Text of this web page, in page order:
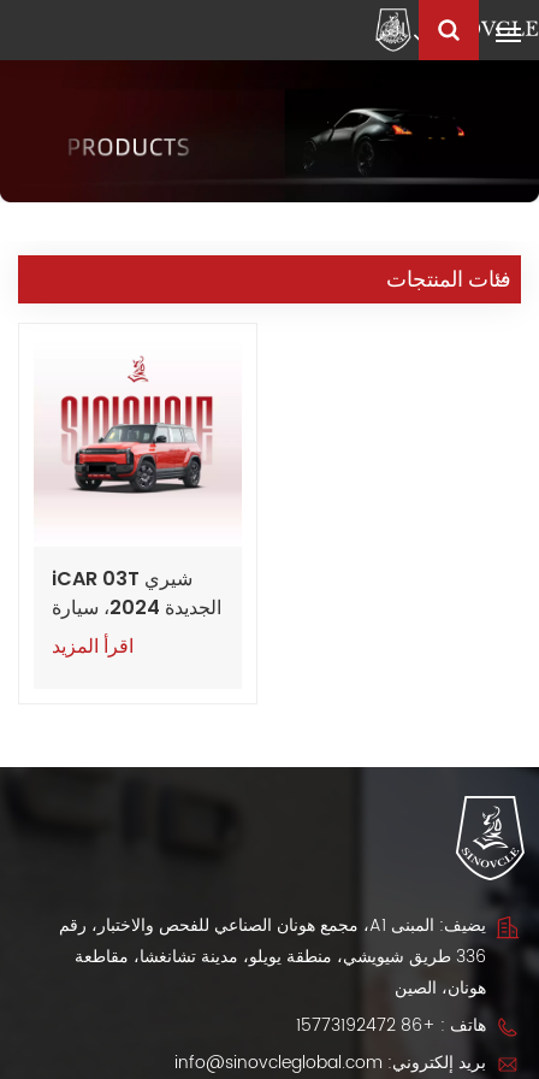
العربية
English
Pусский العربية
中
فئات المنتجات
شيري iCAR 03T
الجديدة 2024، سيارة
دفع رباعي كهربائية
طويلة المدى، للتصدير
اقرأ المزيد
يضيف: المبنى A1، مجمع هونان الصناعي للفحص والاختبار، رقم
336 طريق شيويشي، منطقة يويلو، مدينة تشانغشا، مقاطعة
هونان، الصين
هاتف : +86 15773192472
بريد إلكتروني: info@sinovcleglobal.com